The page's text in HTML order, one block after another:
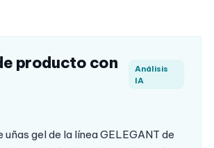
producto con
Análisis
IA
uñas gel de la línea GELEGANT de